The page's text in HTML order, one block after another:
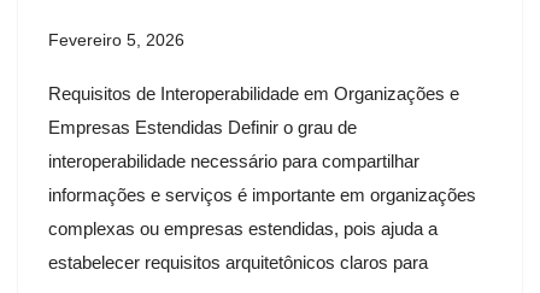
Fevereiro 5, 2026
Requisitos de Interoperabilidade em Organizações e
Empresas Estendidas Definir o grau de
interoperabilidade necessário para compartilhar
informações e serviços é importante em organizações
complexas ou empresas estendidas, pois ajuda a
estabelecer requisitos arquitetônicos claros para